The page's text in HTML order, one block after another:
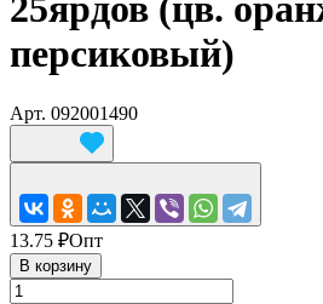
25ярдов (цв.
персиковый)
Арт. 092001490
13.75 ₽Опт
В корзину